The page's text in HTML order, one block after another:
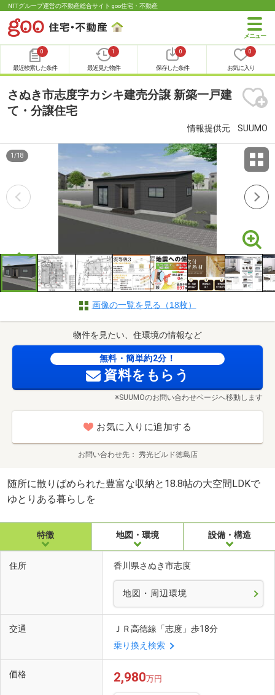
NTTグループ運営の不動産総合サイト goo住宅・不動産
0
最近検索した条件
1
最近見た物件
0
保存した条件
0
お気に入り
さぬき市志度字カシキ建売分譲 新築一戸建
て・分譲住宅
情報提供元 SUUMO
1 /18
画像の一覧を見る（18枚）
物件を見たい、住環境の情報など
無料・簡単約2分！
資料をもらう
※SUUMOのお問い合わせページへ移動します
お気に入りに追加する
お問い合わせ先 秀光ビルド徳島店
随所に散りばめられた豊富な収納と18.8帖の大空間LDKで
ゆとりある暮らしを
特徴 地図・環境 設備・構造
住所 香川県さぬき市志度
地図・周辺環境
交通
ＪＲ高徳線「志度」歩18分
乗り換え検索
価格 2,980万円